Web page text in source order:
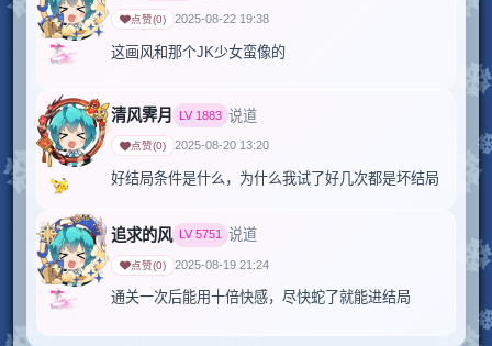
点赞(0) 2025-08-22 19:38
这画风和那个JK少女蛮像的
清风霁月 LV 1883 说道
点赞(0) 2025-08-20 13:20
好结局条件是什么，为什么我试了好几次都是坏结局
追求的风 LV5751 说道
点赞(0) 2025-08-19 21:24